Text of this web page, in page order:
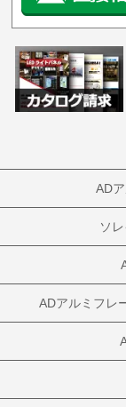
AD
ソ
ADアルミフレ